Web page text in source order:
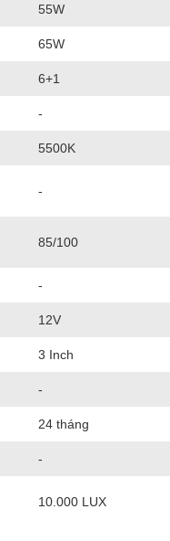
55W
65W
6+1
-
5500K
-
85/100
-
12V
3 Inch
-
24 tháng
-
10.000 LUX